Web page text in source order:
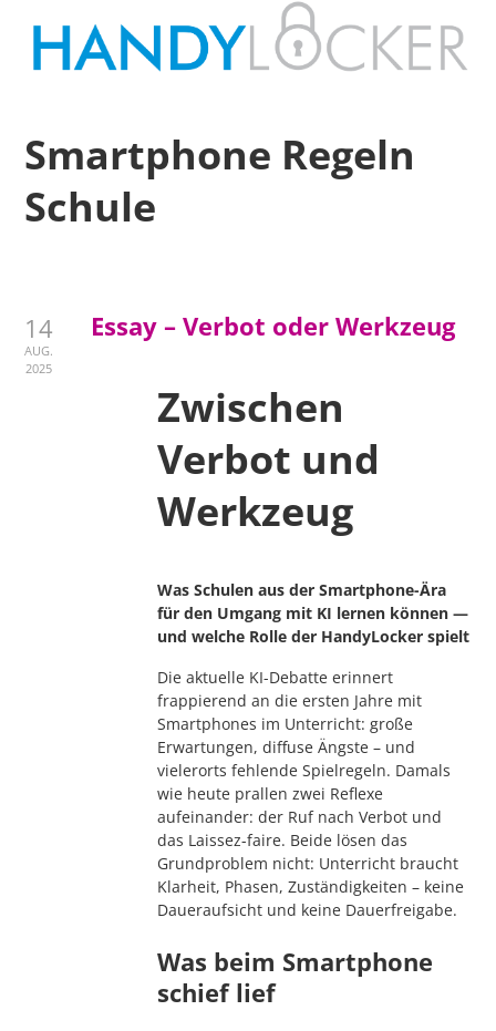
Smartphone Regeln
Schule
14
AUG.
2025
Essay – Verbot oder Werkzeug
Zwischen
Verbot und
Werkzeug
Was Schulen aus der Smartphone-Ära
für den Umgang mit KI lernen können —
und welche Rolle der HandyLocker spielt
Die aktuelle KI-Debatte erinnert
frappierend an die ersten Jahre mit
Smartphones im Unterricht: große
Erwartungen, diffuse Ängste – und
vielerorts fehlende Spielregeln. Damals
wie heute prallen zwei Reflexe
aufeinander: der Ruf nach Verbot und
das Laissez-faire. Beide lösen das
Grundproblem nicht: Unterricht braucht
Klarheit, Phasen, Zuständigkeiten – keine
Daueraufsicht und keine Dauerfreigabe.
Was beim Smartphone
schief lief